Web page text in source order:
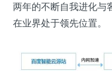
两年的不断自我进化与
在业界处于领先位置。